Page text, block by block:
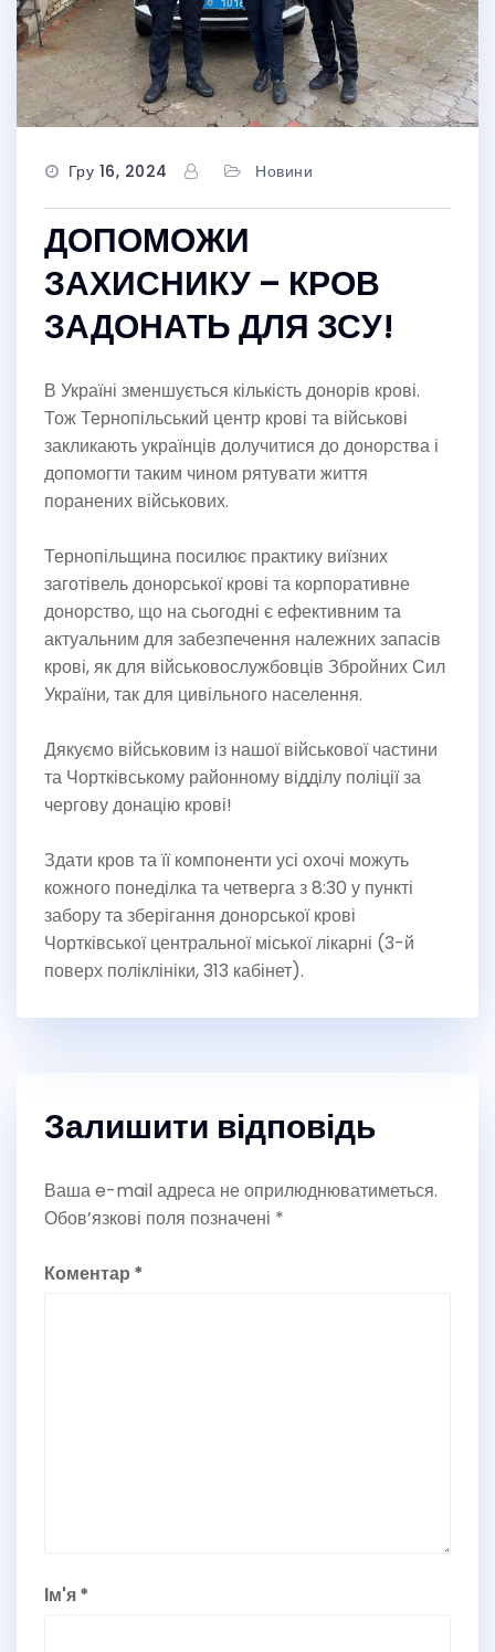
Гру 16, 2024 Новини
ДОПОМОЖИ
ЗАХИСНИКУ – КРОВ
ЗАДОНАТЬ ДЛЯ ЗСУ!
В Україні зменшується кількість донорів крові.
Тож Тернопільський центр крові та військові
закликають українців долучитися до донорства і
допомогти таким чином рятувати життя
поранених військових.
Тернопільщина посилює практику виїзних
заготівель донорської крові та корпоративне
донорство, що на сьогодні є ефективним та
актуальним для забезпечення належних запасів
крові, як для військовослужбовців Збройних Сил
України, так для цивільного населення.
Дякуємо військовим із нашої військової частини
та Чортківському районному відділу поліції за
чергову донацію крові!
Здати кров та її компоненти усі охочі можуть
кожного понеділка та четверга з 8:30 у пункті
забору та зберігання донорської крові
Чортківської центральної міської лікарні (3-й
поверх поліклініки, 313 кабінет).
Залишити відповідь
Ваша e-mail адреса не оприлюднюватиметься.
Обов’язкові поля позначені *
Коментар *
Ім'я*